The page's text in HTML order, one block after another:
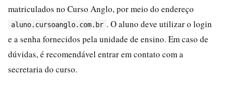
matriculados no Curso Anglo, por meio do endereço
aluno.cursoanglo.com.br . O aluno deve utilizar o login
e a senha fornecidos pela unidade de ensino. Em caso de
dúvidas, é recomendável entrar em contato com a
secretaria do curso.